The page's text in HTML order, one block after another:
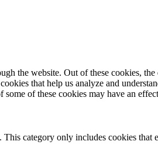
the website. Out of these cookies,
that help us analyze and
of these cookies may have an
category only includes cookies